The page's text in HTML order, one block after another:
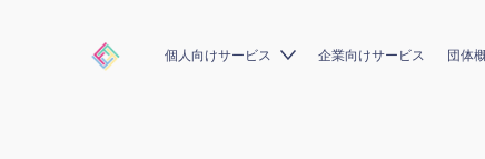
個人向けサービス 企業向けサービス 団体